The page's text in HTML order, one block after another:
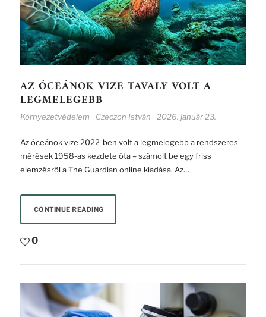
AZ ÓCEÁNOK VIZE TAVALY VOLT A
LEGMELEGEBB
Környezetvédelem - Czeczon István - 2026. január 23.
Az óceánok vize 2022-ben volt a legmelegebb a rendszeres
mérések 1958-as kezdete óta – számolt be egy friss
elemzésről a The Guardian online kiadása. Az…
CONTINUE READING
0